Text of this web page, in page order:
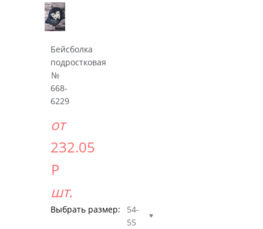
Бейсболка
подростковая
№
668-
6229
от
232.05
Р
шт.
Выбрать размер:
54-
55